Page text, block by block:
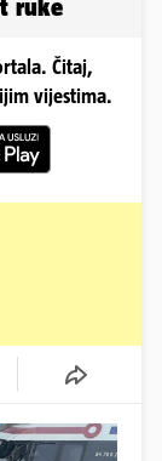
ruke
Čitaj,
vijestima.